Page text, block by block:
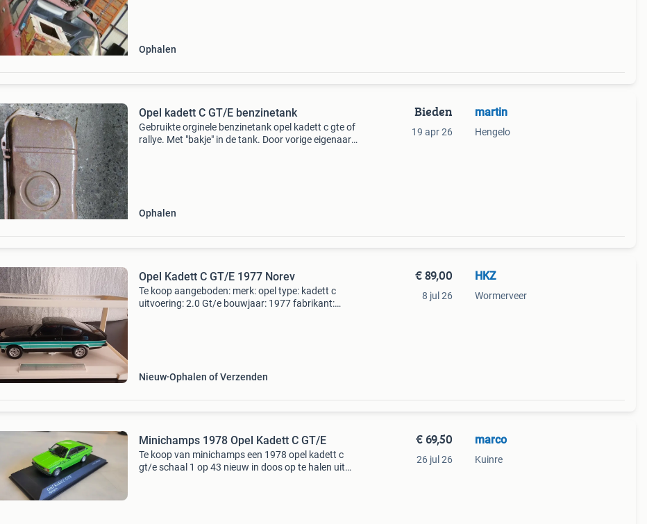
Ophalen
Opel kadett C GT/E benzinetank
Gebruikte orginele benzinetank opel kadett c gte of
rallye. Met "bakje" in de tank. Door vorige eigenaar
Ophalen
Bieden
19 apr 26
martin
Hengelo
Opel Kadett C GT/E 1977 Norev
Te koop aangeboden: merk: opel type: kadett c
uitvoering: 2.0 Gt/e bouwjaar: 1977 fabrikant:
Nieuw Ophalen of Verzenden
€ 89,00
8 jul 26
HKZ
Wormerveer
Minichamps 1978 Opel Kadett C GT/E
Te koop van minichamps een 1978 opel kadett c
gt/e schaal 1 op 43 nieuw in doos op te halen uit
€ 69,50
26 jul 26
marco
Kuinre